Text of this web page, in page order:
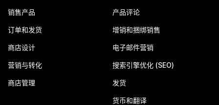
销售产品
订单和发货
商店设计
营销与转化
商店管理
产品评论
增销和捆绑销售
电子邮件营销
搜索引擎优化 (SEO)
发货
货币和翻译